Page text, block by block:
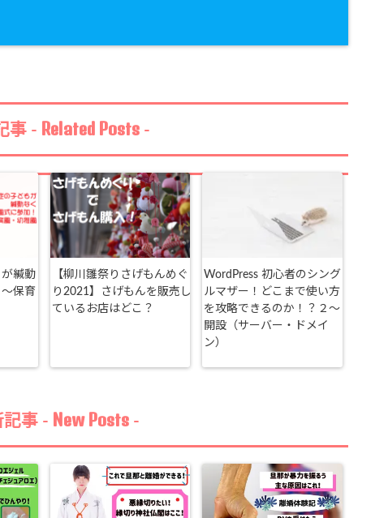
事 - Related Posts -
緘動
保育
【柳川雛祭りさげもんめぐ
り2021】さげもんを販売し
ているお店はどこ？
WordPress 初心者のシング
ルマザー！どこまで使い方
を攻略できるのか！？２～
開設（サーバー・ドメイ
ン）
事 - New Posts-